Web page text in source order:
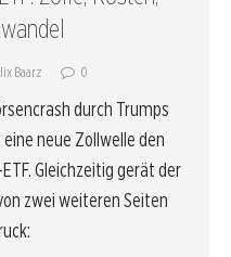
Baarz 0
durch Trumps
neue Zollwelle den
Gleichzeitig gerät der
zwei weiteren Seiten